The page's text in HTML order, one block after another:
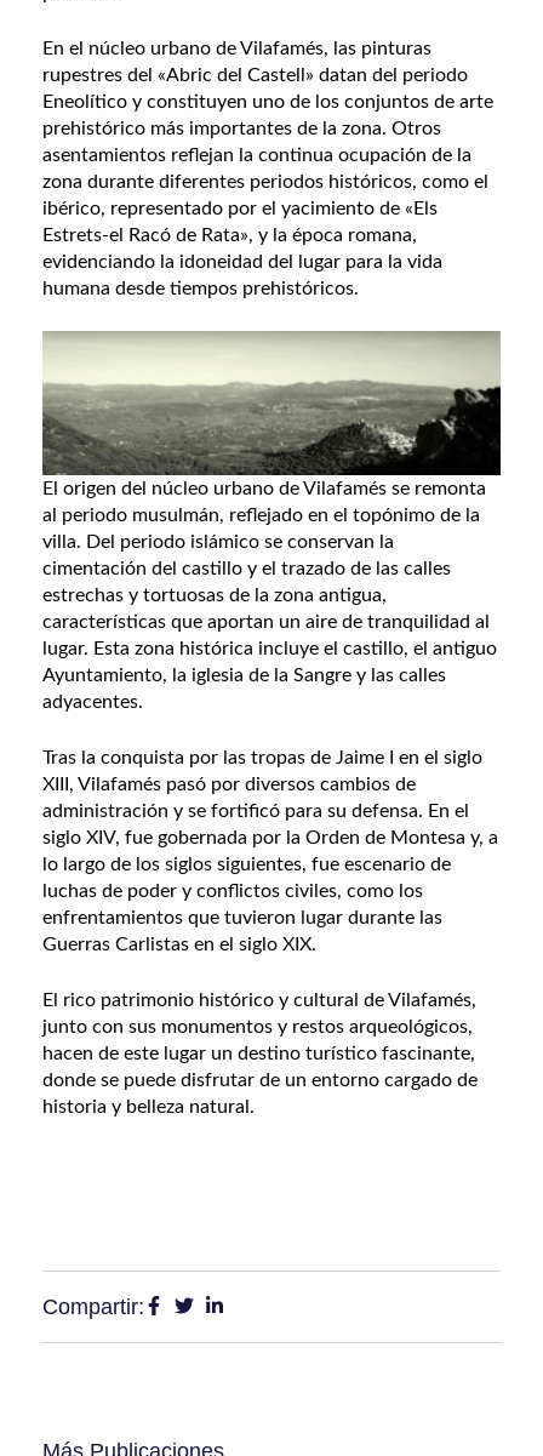
En el núcleo urbano de Vilafamés, las pinturas
rupestres del «Abric del Castell» datan del periodo
Eneolítico y constituyen uno de los conjuntos de arte
prehistórico más importantes de la zona. Otros
asentamientos reflejan la continua ocupación de la
zona durante diferentes periodos históricos, como el
ibérico, representado por el yacimiento de «Els
Estrets-el Racó de Rata», y la época romana,
evidenciando la idoneidad del lugar para la vida
humana desde tiempos prehistóricos.
El origen del núcleo urbano de Vilafamés se remonta
al periodo musulmán, reflejado en el topónimo de la
villa. Del periodo islámico se conservan la
cimentación del castillo y el trazado de las calles
estrechas y tortuosas de la zona antigua,
características que aportan un aire de tranquilidad al
lugar. Esta zona histórica incluye el castillo, el antiguo
Ayuntamiento, la iglesia de la Sangre y las calles
adyacentes​.
Tras la conquista por las tropas de Jaime I en el siglo
XIII, Vilafamés pasó por diversos cambios de
administración y se fortificó para su defensa. En el
siglo XIV, fue gobernada por la Orden de Montesa y, a
lo largo de los siglos siguientes, fue escenario de
luchas de poder y conflictos civiles, como los
enfrentamientos que tuvieron lugar durante las
Guerras Carlistas en el siglo XIX​.
El rico patrimonio histórico y cultural de Vilafamés,
junto con sus monumentos y restos arqueológicos,
hacen de este lugar un destino turístico fascinante,
donde se puede disfrutar de un entorno cargado de
historia y belleza natural.
Compartir:
Más Publicaciones